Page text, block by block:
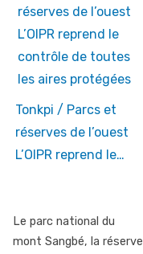
Tonkpi / Parcs et
réserves de l’ouest
L’OIPR reprend le…
Le parc national du
mont Sangbé, la réserve